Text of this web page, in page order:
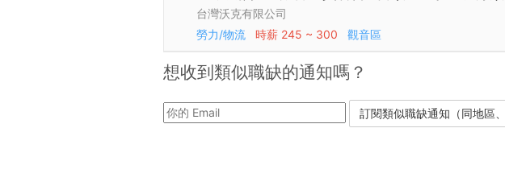
台灣沃克有限公司
勞力/物流
時薪 245 ~ 300 觀音區
想收到類似職缺的通知嗎？